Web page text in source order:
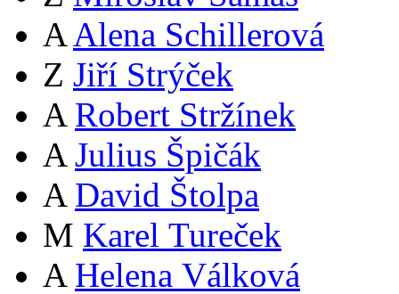
A Alena Schillerová
Z Jiří Strýček
A Robert Stržínek
A Julius Špičák
A David Štolpa
M Karel Tureček
A Helena Válková